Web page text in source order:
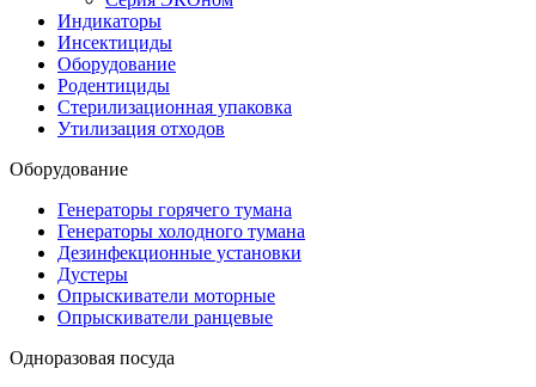
Индикаторы
Инсектициды
Оборудование
Родентициды
Стерилизационная упаковка
Утилизация отходов
Оборудование
Генераторы горячего тумана
Генераторы холодного тумана
Дезинфекционные установки
Дустеры
Опрыскиватели моторные
Опрыскиватели ранцевые
Одноразовая посуда